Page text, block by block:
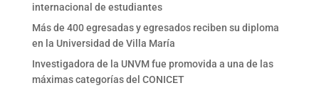
internacional de estudiantes
Más de 400 egresadas y egresados reciben su diploma
en la Universidad de Villa María
Investigadora de la UNVM fue promovida a una de las
máximas categorías del CONICET